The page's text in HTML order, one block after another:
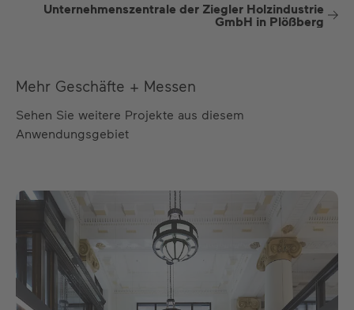
Unternehmenszentrale der Ziegler Holzindustrie
GmbH in Plößberg
Mehr Geschäfte + Messen
Sehen Sie weitere Projekte aus diesem
Anwendungsgebiet